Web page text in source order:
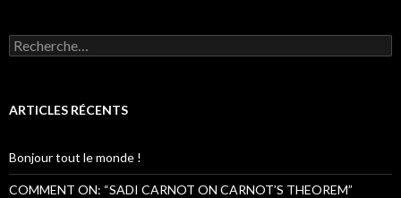
R
e
e
h
e
r
ARTICLES RÉCENTS
Bonjour tout le monde !
COMMENT ON: “SADI CARNOT ON CARNOT’S THEOREM”